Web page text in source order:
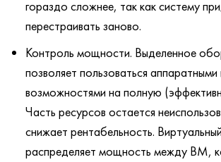
гораздо сложнее, так как систему
перестраивать заново.
Контроль мощности. Выделенное
позволяет пользоваться
возможностями на полную
Часть ресурсов остается
снижает рентабельность.
распределяет мощность между ВМ,